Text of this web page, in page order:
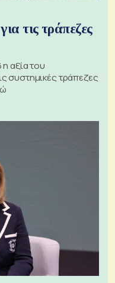
τις τράπεζες
αξία του
συστημικές τράπεζες